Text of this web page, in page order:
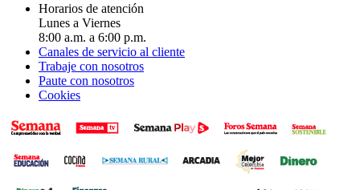
Horarios de atención
Lunes a Viernes
8:00 a.m. a 6:00 p.m.
Canales de servicio al cliente
Trabaje con nosotros
Paute con nosotros
Cookies